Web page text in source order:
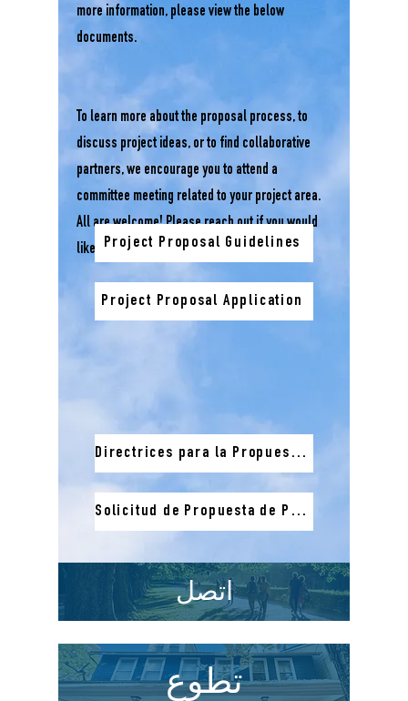
more information, please view the below
documents.
To learn more about the proposal process, to
discuss project ideas, or to find collaborative
partners, we encourage you to attend a
committee meeting related to your project area.
All are welcome! Please reach out if you would
like a Zoom link for any of these meetings.
Project Proposal Guidelines
Project Proposal Application
Directrices para la Propuesta de Proyecto
Solicitud de Propuesta de Proyecto
اتصل
تطوع